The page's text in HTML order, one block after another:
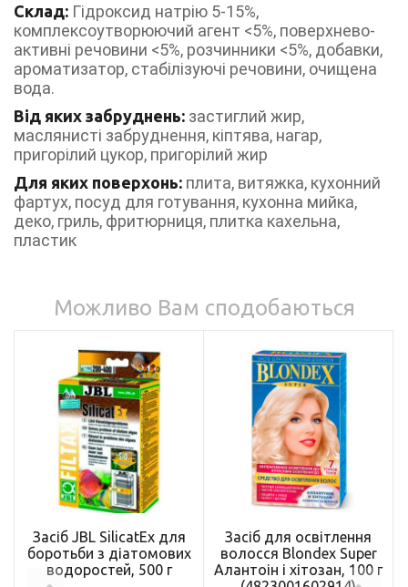
Склад: Гідроксид натрію 5-15%,
комплексоутворюючий агент <5%, поверхнево-
активні речовини <5%, розчинники <5%, добавки,
ароматизатор, стабілізуючі речовини, очищена
вода.
Від яких забруднень: застиглий жир,
маслянисті забруднення, кіптява, нагар,
пригорілий цукор, пригорілий жир
Для яких поверхонь: плита, витяжка, кухонний
фартух, посуд для готування, кухонна мийка,
деко, гриль, фритюрниця, плитка кахельна,
пластик
Можливо Вам сподобаються
Засіб JBL SilicatEx для
боротьби з діатомових
водоростей, 500 г
Засіб для освітлення
волосся Blondex Super
Алантоін і хітозан, 100 г